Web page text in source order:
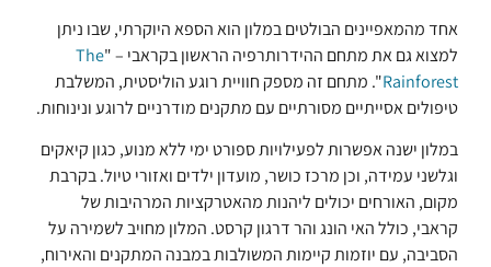
אחד מהמאפיינים הבולטים במלון הוא הספא היוקרתי, שבו ניתן
למצוא גם את מתחם ההידרותרפיה הראשון בקראבי – "The
Rainforest". מתחם זה מספק חוויית רוגע הוליסטית, המשלבת
טיפולים אסייתיים מסורתיים עם מתקנים מודרניים לרוגע ונינוחות.
במלון ישנה אפשרות לפעילויות ספורט ימי ללא מנוע, כגון קיאקים
וגלשני עמידה, וכן מרכז כושר, מועדון ילדים ואזורי טיול. בקרבת
מקום, האורחים יכולים ליהנות מהאטרקציות המרהיבות של
קראבי, כולל האי הונג והר דרגון קרסט. המלון מחויב לשמירה על
הסביבה, עם יוזמות קיימות המשולבות במבנה המתקנים והאירוח,